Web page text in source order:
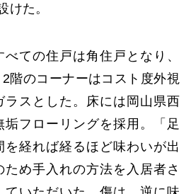
けた。
ての住戸は角住戸となり、
階のコーナーはコスト度外視
ラスとした。床には岡山県西
垢フローリングを採用。「足
を経れば経るほど味わいが出
ため手入れの方法を入居者さ